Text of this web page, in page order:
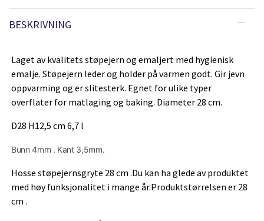
BESKRIVNING
Laget av kvalitets støpejern og emaljert med hygienisk
emalje. Støpejern leder og holder på varmen godt. Gir jevn
oppvarming og er slitesterk. Egnet for ulike typer
overflater for matlaging og baking. Diameter 28 cm.
D28 H12,5 cm 6,7 l
Bunn 4mm . Kant 3,5mm.
Hosse støpejernsgryte 28 cm .Du kan ha glede av produktet
med høy funksjonalitet i mange år.Produktstørrelsen er 28
cm .